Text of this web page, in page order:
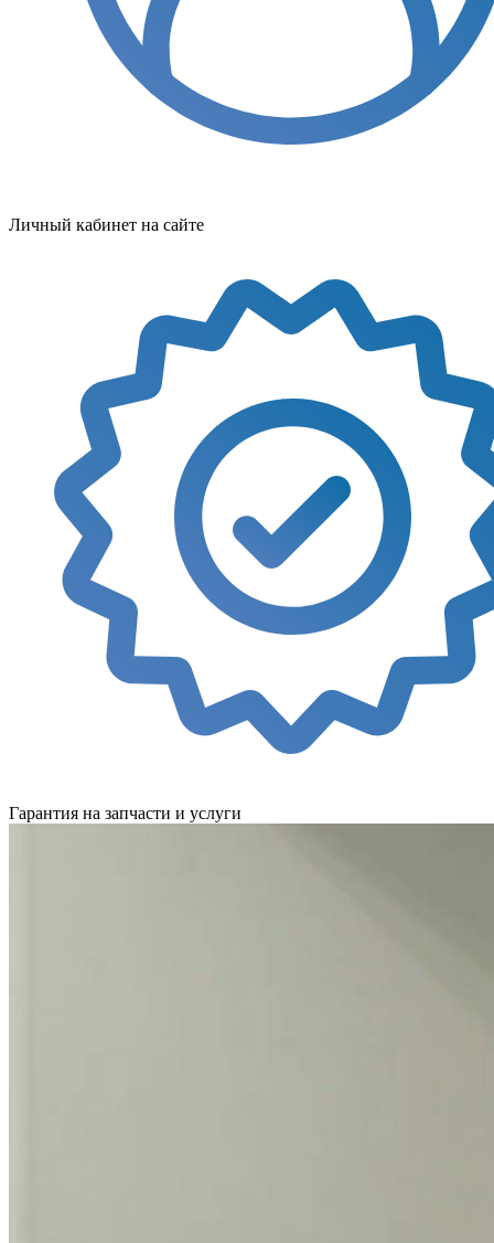
Личный кабинет на сайте
Гарантия на запчасти и услуги